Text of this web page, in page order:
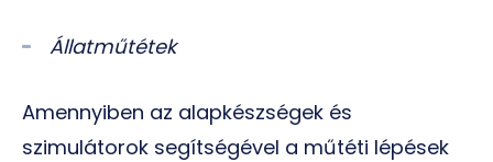
Állatműtétek
Amennyiben az alapkészségek és
szimulátorok segítségével a műtéti lépések